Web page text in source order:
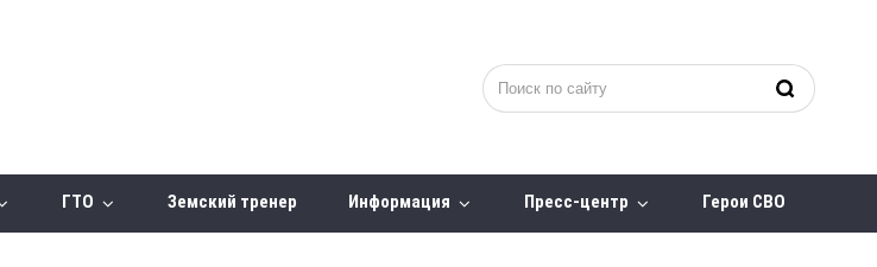
ГТО Земский тренер Информация Пресс-центр Герои СВО